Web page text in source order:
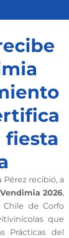
fiesta
Pérez recibió, a
2026,
de Corfo
que
Prácticas del